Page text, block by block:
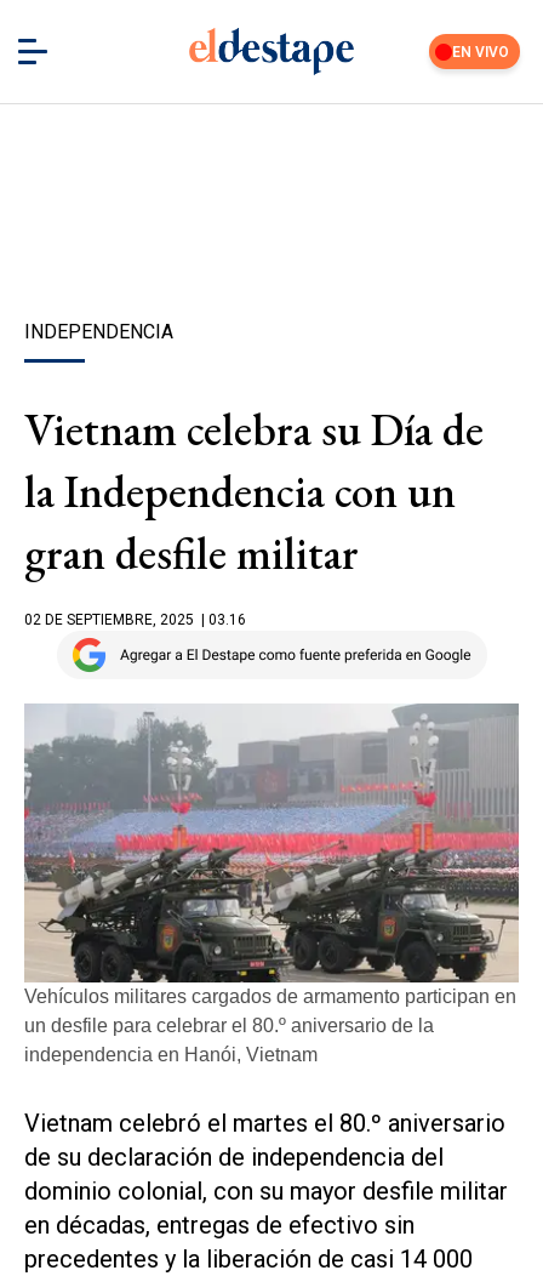
EN VIVO
INDEPENDENCIA
Vietnam celebra su Día de
la Independencia con un
gran desfile militar
02 DE SEPTIEMBRE, 2025 | 03.16
Vehículos militares cargados de armamento participan en
un desfile para celebrar el 80.º aniversario de la
independencia en Hanói, Vietnam
Vietnam celebró el martes el 80.º aniversario
de su declaración de independencia del
dominio colonial, con su mayor desfile militar
en décadas, entregas de efectivo sin
precedentes y la liberación de casi 14 000